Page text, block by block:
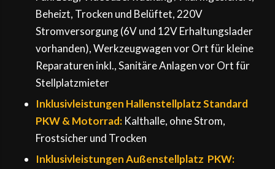
Beheizt, Trocken und Belüftet, 220V
Stromversorgung (6V und 12V Erhaltungslader
vorhanden), Werkzeugwagen vor Ort für kleine
Reparaturen inkl., Sanitäre Anlagen vor Ort für
Stellplatzmieter
Inklusivleistungen Hallenstellplatz Standard
PKW & Motorrad: Kalthalle, ohne Strom,
Frostsicher und Trocken
InklusivleistungenAußenstellplatz PKW: